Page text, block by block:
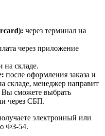
через терминал на
через приложение
на складе.
после оформления заказа и
складе, менеджер направит
сможете выбрать
через СБП.
электронный или
ФЗ-54.